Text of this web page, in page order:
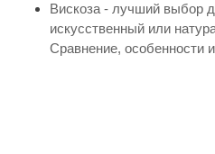
Вискоза - лучший выбор
искусственный или
Сравнение, особенности